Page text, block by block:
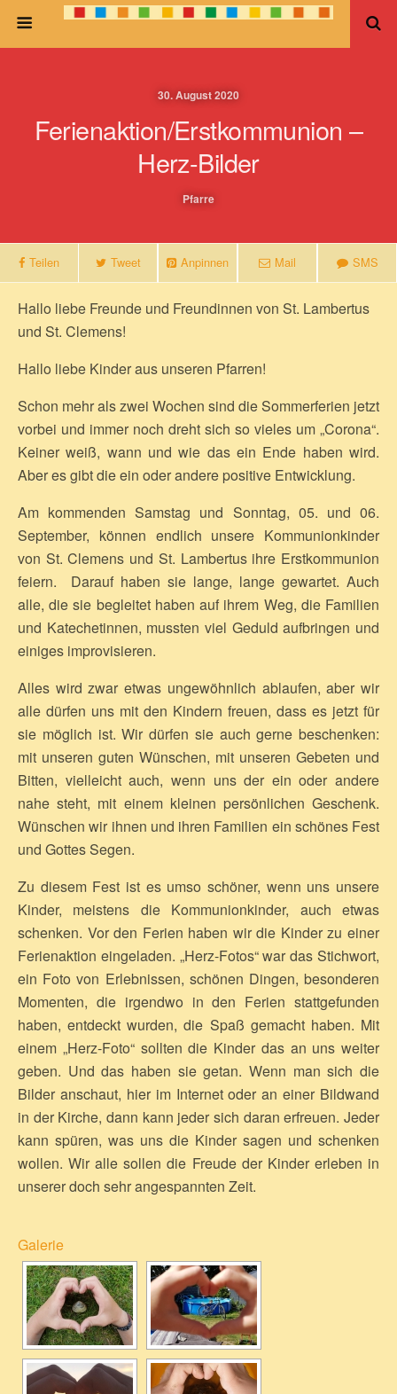
30. August 2020
Ferienaktion/Erstkommunion –
Herz-Bilder
Pfarre
Teilen Tweet Anpinnen Mail SMS
Hallo liebe Freunde und Freundinnen von St. Lambertus
und St. Clemens!
Hallo liebe Kinder aus unseren Pfarren!
Schon mehr als zwei Wochen sind die Sommerferien jetzt
vorbei und immer noch dreht sich so vieles um „Corona“.
Keiner weiß, wann und wie das ein Ende haben wird.
Aber es gibt die ein oder andere positive Entwicklung.
Am kommenden Samstag und Sonntag, 05. und 06.
September, können endlich unsere Kommunionkinder
von St. Clemens und St. Lambertus ihre Erstkommunion
feiern. Darauf haben sie lange, lange gewartet. Auch
alle, die sie begleitet haben auf ihrem Weg, die Familien
und Katechetinnen, mussten viel Geduld aufbringen und
einiges improvisieren.
Alles wird zwar etwas ungewöhnlich ablaufen, aber wir
alle dürfen uns mit den Kindern freuen, dass es jetzt für
sie möglich ist. Wir dürfen sie auch gerne beschenken:
mit unseren guten Wünschen, mit unseren Gebeten und
Bitten, vielleicht auch, wenn uns der ein oder andere
nahe steht, mit einem kleinen persönlichen Geschenk.
Wünschen wir ihnen und ihren Familien ein schönes Fest
und Gottes Segen.
Zu diesem Fest ist es umso schöner, wenn uns unsere
Kinder, meistens die Kommunionkinder, auch etwas
schenken. Vor den Ferien haben wir die Kinder zu einer
Ferienaktion eingeladen. „Herz-Fotos“ war das Stichwort,
ein Foto von Erlebnissen, schönen Dingen, besonderen
Momenten, die irgendwo in den Ferien stattgefunden
haben, entdeckt wurden, die Spaß gemacht haben. Mit
einem „Herz-Foto“ sollten die Kinder das an uns weiter
geben. Und das haben sie getan. Wenn man sich die
Bilder anschaut, hier im Internet oder an einer Bildwand
in der Kirche, dann kann jeder sich daran erfreuen. Jeder
kann spüren, was uns die Kinder sagen und schenken
wollen. Wir alle sollen die Freude der Kinder erleben in
unserer doch sehr angespannten Zeit.
Galerie